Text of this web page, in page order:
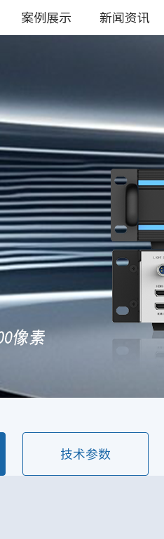
案例展示 新闻资讯
技术参数